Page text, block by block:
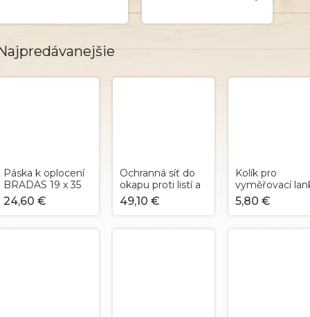
Páska k oplocení
BRADAS 19 x 35
m - hnědá RAL
8011
24,60 €
Ochranná síť do
okapu proti listí a
nečistotám 100-
125mm / 10m
49,10 €
Kolík pro
vyměřovací
robotické
- 9cm / 100ks
5,80 €